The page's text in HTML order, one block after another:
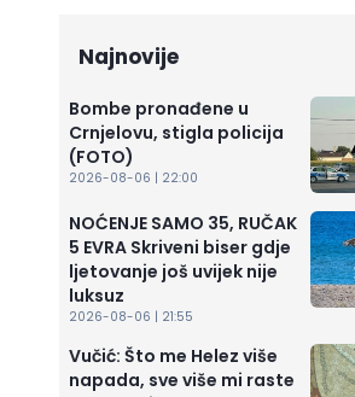
Najnovije
Bombe pronađene u
Crnjelovu, stigla policija
(FOTO)
2026-08-06 | 22:00
NOĆENJE SAMO 35, RUČAK
5 EVRA Skriveni biser gdje
ljetovanje još uvijek nije
luksuz
2026-08-06 | 21:55
Vučić: Što me Helez više
napada, sve više mi raste